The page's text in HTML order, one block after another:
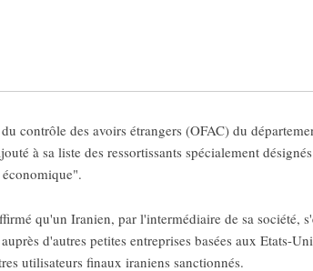
contrôle des avoirs étrangers (OFAC) du
à sa liste des ressortissants spécialement
qu'un Iranien, par l'intermédiaire de sa société,
d'autres petites entreprises basées aux Etats-
utilisateurs finaux iraniens sanctionnés.